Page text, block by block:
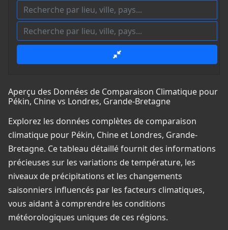
Aperçu des Données de Comparaison Climatique pour
Pékin, Chine vs Londres, Grande-Bretagne
Explorez les données complètes de comparaison
climatique pour Pékin, Chine et Londres, Grande-
Bretagne. Ce tableau détaillé fournit des informations
précieuses sur les variations de température, les
niveaux de précipitations et les changements
saisonniers influencés par les facteurs climatiques,
vous aidant à comprendre les conditions
météorologiques uniques de ces régions.